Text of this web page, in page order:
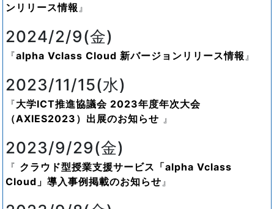
ンリリース情報
2024/2/9(金)
alpha Vclass Cloud 新バージョンリリース情報
2023/11/15(水)
大学ICT推進協議会 2023年度年次大会
（AXIES2023）出展のお知らせ
2023/9/29(金)
クラウド型授業支援サービス「alpha Vclass
Cloud」導入事例掲載のお知らせ